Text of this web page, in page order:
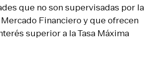
que no son supervisadas por la
Financiero y que ofrecen
superior a la Tasa Máxima